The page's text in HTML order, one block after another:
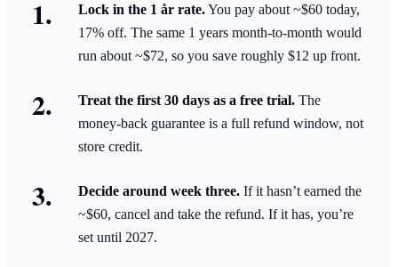
Lock in the 1 år rate.You pay about ~$60 today,
17% off. The same 1 years month-to-month would
run about ~$72, so you save roughly $12 up front.
Treat the first 30 days as a free trial. The
money-back guarantee is a full refund window, not
store credit.
Decide around week three. If it hasn’t earned the
~$60, cancel and take the refund. If it has, you’re
set until 2027.